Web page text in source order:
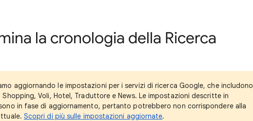
la cronologia della Ricerca
aggiornando le impostazioni per i servizi di ricerca Google, che includono
Shopping, Voli, Hotel, Traduttore e News. Le impostazioni descritte in
in fase di aggiornamento, pertanto potrebbero non corrispondere alla
Scopri di più sulle impostazioni aggiornate.